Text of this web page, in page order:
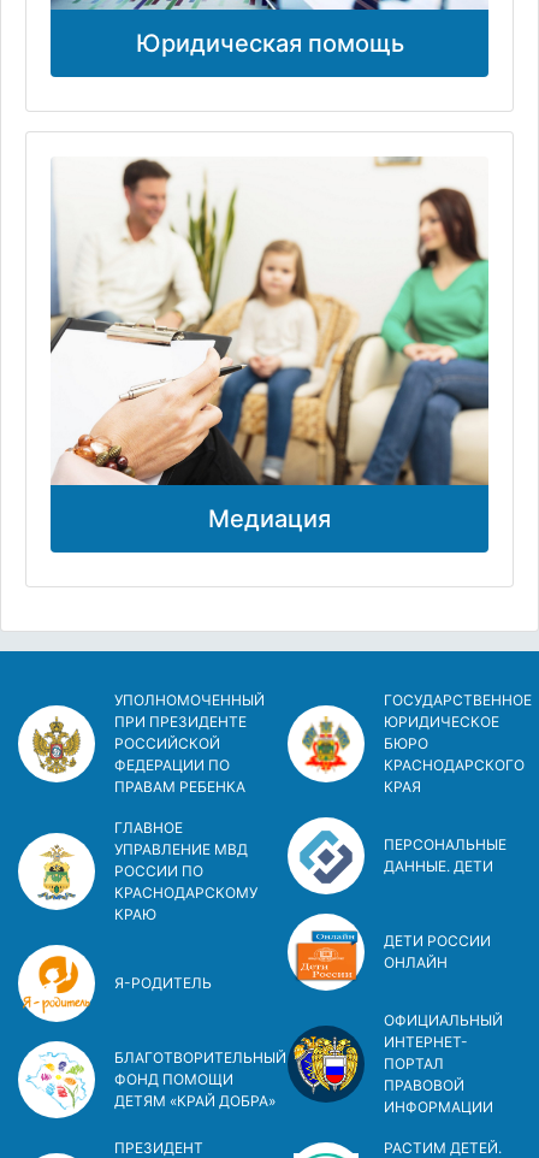
Юридическая помощь
Медиация
УПОЛНОМОЧЕННЫЙ
ПРИ ПРЕЗИДЕНТЕ
РОССИЙСКОЙ
ФЕДЕРАЦИИ ПО
ПРАВАМ РЕБЕНКА
ГЛАВНОЕ
УПРАВЛЕНИЕ МВД
РОССИИ ПО
КРАСНОДАРСКОМУ
КРАЮ
Я-РОДИТЕЛЬ
БЛАГОТВОРИТЕЛЬНЫЙ
ФОНД ПОМОЩИ
ДЕТЯМ «КРАЙ ДОБРА»
ПРЕЗИДЕНТ
ГОСУДАРСТВЕННОЕ
ЮРИДИЧЕСКОЕ
БЮРО
КРАСНОДАРСКОГО
КРАЯ
ПЕРСОНАЛЬНЫЕ
ДАННЫЕ. ДЕТИ
ДЕТИ РОССИИ
ОНЛАЙН
ОФИЦИАЛЬНЫЙ
ИНТЕРНЕТ-
ПОРТАЛ
ПРАВОВОЙ
ИНФОРМАЦИИ
РАСТИМ ДЕТЕЙ.